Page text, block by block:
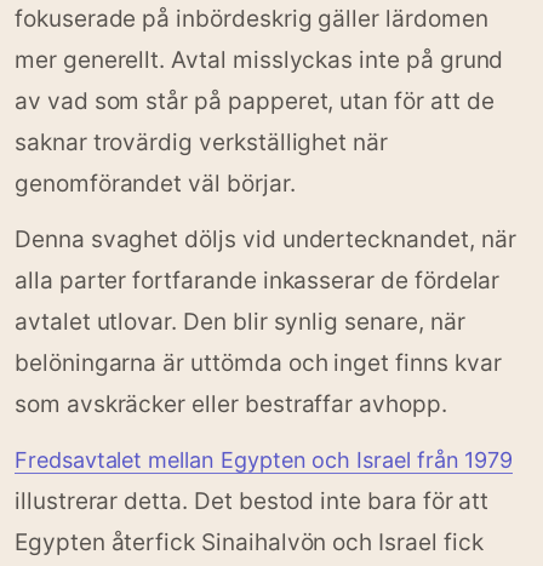
fokuserade på inbördeskrig gäller lärdomen
mer generellt. Avtal misslyckas inte på grund
av vad som står på papperet, utan för att de
saknar trovärdig verkställighet när
genomförandet väl börjar.
Denna svaghet döljs vid undertecknandet, när
alla parter fortfarande inkasserar de fördelar
avtalet utlovar. Den blir synlig senare, när
belöningarna är uttömda och inget finns kvar
som avskräcker eller bestraffar avhopp.
Fredsavtalet mellan Egypten och Israel från 1979
illustrerar detta. Det bestod inte bara för att
Egypten återfick Sinaihalvön och Israel fick